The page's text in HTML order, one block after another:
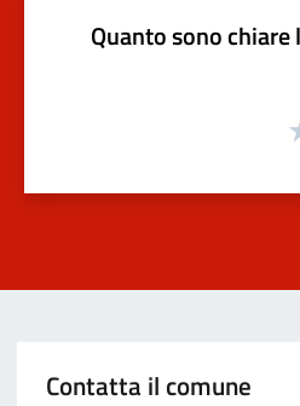
Quanto sono
Contatta il comune